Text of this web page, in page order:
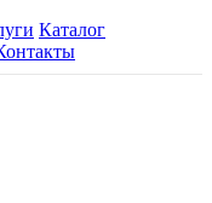
Каталог